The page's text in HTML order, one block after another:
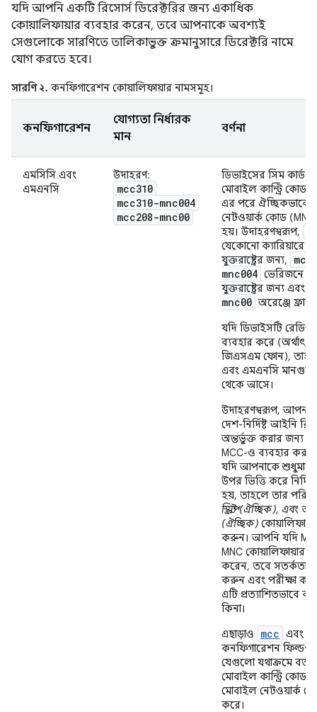
যদি আপনি একটি রিসোর্স ডিরেক্টরির জন্য একাধিক
কোয়ালিফায়ার ব্যবহার করেন, তবে আপনাকে অবশ্যই
সেগুলোকে সারণিতে তালিকাভুক্ত ক্রমানুসারে ডিরেক্টরি নামে
যোগ করতে হবে।
সারণি ২. কনফিগারেশন কোয়ালিফায়ার নামসমূহ।
কনফিগারেশন
যোগ্যতা নির্ধারক
মান
বর্ণনা
এমসিসি এবং
এমএনসি
উদাহরণ:
mcc310
mcc310-mnc004
mcc208-mnc00
ডিভাইসের সিম কার্ড
মোবাইল কান্ট্রি কোড
এর পরে ঐচ্ছিকভাবে
নেটওয়ার্ক কোড
হয়। উদাহরণস্বরূপ,
যেকোনো ক্যারিয়ারে
যুক্তরাষ্ট্রের জন্য,
mnc004 ভেরিজনে
যুক্তরাষ্ট্রের জন্য এবং
mnc00 অরেঞ্জে
যদি ডিভাইসটি
ব্যবহার করে (অর্থাৎ,
জিএসএম ফোন),
এবং এমএনসি মানগুলো
থেকে আসে।
উদাহরণস্বরূপ, আপনার
দেশ-নির্দিষ্ট আইনি
অন্তর্ভুক্ত করার জন্য
MCC-ও ব্যবহার
যদি আপনাকে শুধুমাত্র
উপর ভিত্তি করে
হয়, তাহলে তার
স্ক্রিপ্ট (ঐচ্ছিক), এবং
(ঐচ্ছিক)
করুন। আপনি যদি
MNC কোয়ালিফায়ার
করেন, তবে সতর্কতার
করুন এবং পরীক্ষা
এটি প্রত্যাশিতভাবে
কিনা।
এছাড়াও
mcc এবং
কনফিগারেশন
যেগুলো যথাক্রমে
মোবাইল কান্ট্রি কোড
মোবাইল নেটওয়ার্ক
করে।